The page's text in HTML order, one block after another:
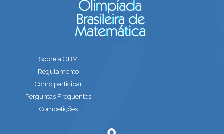
Sobre a OBM
Regulamento
Como participar
Perguntas Frequentes
Competições